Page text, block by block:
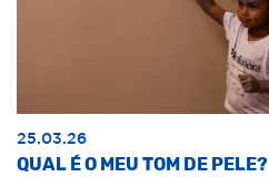
25.03.26
QUAL É O MEU TOM DE PELE?